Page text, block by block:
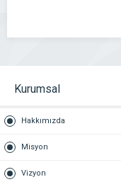
Kurumsal
Hakkımızda
Misyon
Vizyon